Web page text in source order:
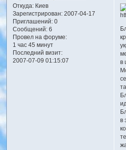
Откуда:Киев
Зарегистрирован: 2007-04-17
Приглашений:0
Сообщений:6
Провел на форуме:
1 час 45 минут
Последний визит:
2007-07-09 01:15:07
в
в